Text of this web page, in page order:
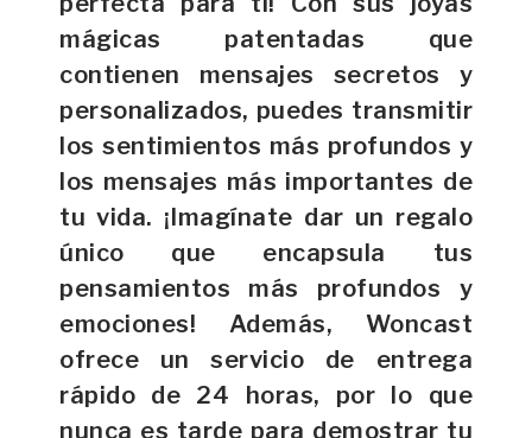
mágicas patentadas que
contienen mensajes secretos y
personalizados, puedes transmitir
los sentimientos más profundos y
los mensajes más importantes de
tu vida. ¡Imagínate dar un regalo
único que encapsula tus
pensamientos más profundos y
emociones! Además, Woncast
ofrece un servicio de entrega
rápido de 24 horas, por lo que
nunca es tarde para demostrar tu